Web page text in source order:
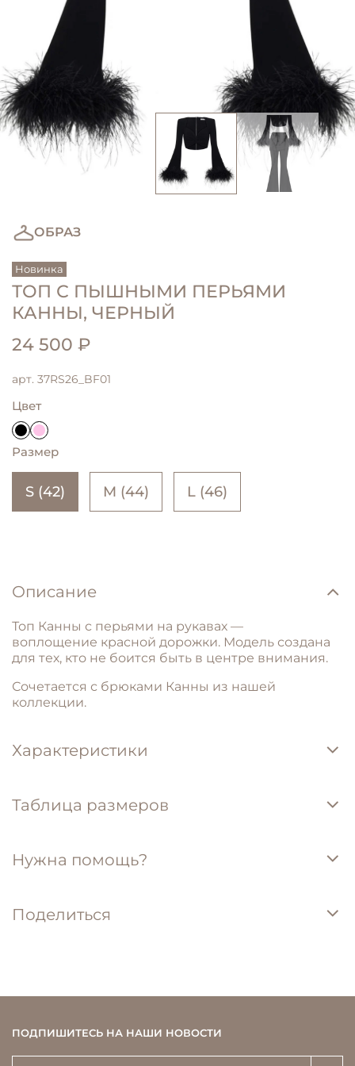
ОБРАЗ
Новинка
арт. 37RS26_BF01
ТОП С ПЫШНЫМИ ПЕРЬЯМИ
КАННЫ, ЧЕРНЫЙ
24 500 ₽
Цвет
Размер
S (42) M (44) L (46)
Описание
Топ Канны с перьями на рукавах —
воплощение красной дорожки. Модель создана
для тех, кто не боится быть в центре внимания.
Сочетается с брюками Канны из нашей
коллекции.
Характеристики
Таблица размеров
Нужна помощь?
Поделиться
Новинка
черный
17 500 ₽
ПОДПИШИТЕСЬ НА НАШИ НОВОСТИ